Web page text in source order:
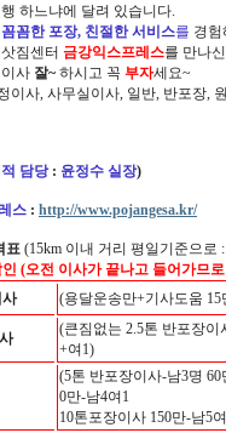
하느냐에 달려 있습니다.
꼼꼼한 포장, 친절한 서비스를 경험
짐센터 금강익스프레스를 만나
이사 잘~ 하시고 꼭 부자세요~
이사, 사무실이사, 일반, 반포장,
담당 : 윤정수 실장)
스 : http://www.pojangesa.kr/
표 (15km 이내 거리 평일기준으로
(오전 이사가 끝나고 들어가므
사
(용달운송만+기사도움 15
(큰짐없는 2.5톤 반포장이
+여1)
(5톤 반포장이사-남3명 60
0만-남4여1
10톤포장이사 150만-남5